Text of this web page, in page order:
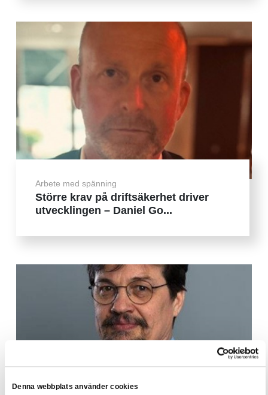
Denna webbplats använder cookies
Arbete med spänning
Större krav på driftsäkerhet driver
utvecklingen – Daniel Go...